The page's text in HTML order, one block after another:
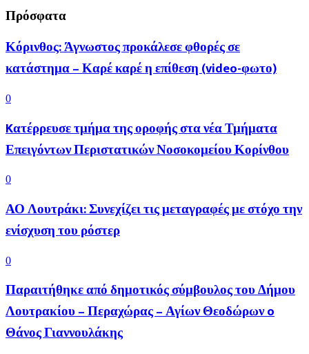
Πρόσφατα
Κόρινθος: Άγνωστος προκάλεσε φθορές σε
κατάστημα – Καρέ καρέ η επίθεση (video-φωτο)
0
Kατέρρευσε τμήμα της οροφής στα νέα Τμήματα
Επειγόντων Περιστατικών Νοσοκομείου Κορίνθου
0
ΑΟ Λουτράκι: Συνεχίζει τις μεταγραφές με στόχο την
ενίσχυση του ρόστερ
0
Παραιτήθηκε από δημοτικός σύμβουλος του Δήμου
Λουτρακίου – Περαχώρας – Αγίων Θεοδώρων o
Θάνος Γιαννουλάκης